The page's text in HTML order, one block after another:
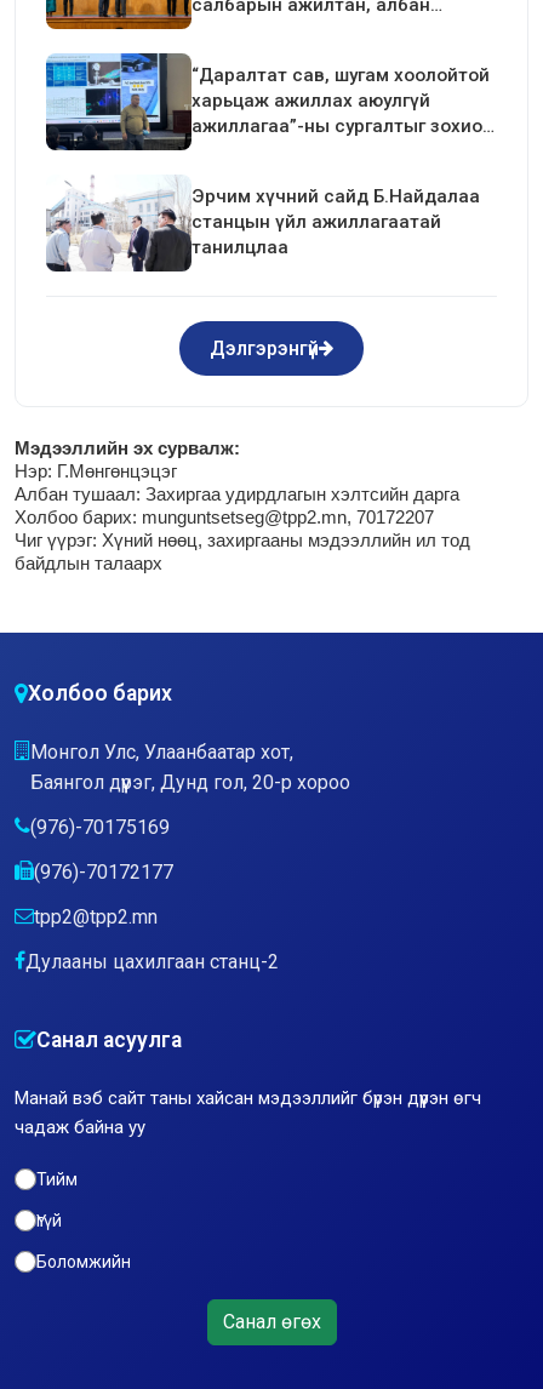
салбарын ажилтан, албан
“Даралтат сав, шугам хоолойтой
харьцаж ажиллах аюулгүй
ажиллагаа”-ны сургалтыг зохион
Эрчим хүчний сайд Б.Найдалаа
станцын үйл ажиллагаатай
танилцлаа
Дэлгэрэнгүй
Мэдээллийн эх сурвалж:
Нэр: Г.Мөнгөнцэцэг
Албан тушаал: Захиргаа удирдлагын хэлтсийн дарга
Холбоо барих: munguntsetseg@tpp2.mn, 70172207
Чиг үүрэг: Хүний нөөц, захиргааны мэдээллийн ил тод
байдлын талаарх
Холбоо барих
Монгол Улс, Улаанбаатар хот,
Баянгол дүүрэг, Дунд гол, 20-р хороо
(976)-70175169
(976)-70172177
tpp2@tpp2.mn
Дулааны цахилгаан станц-2
Санал асуулга
Манай вэб сайт таны хайсан мэдээллийг бүрэн дүүрэн өгч
чадаж байна уу
Тийм
Үгүй
Боломжийн
Санал өгөх